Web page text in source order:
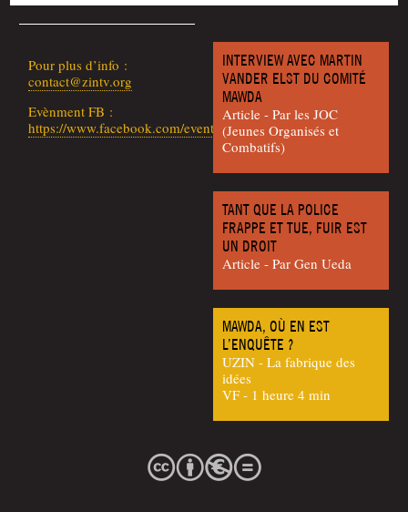
Pour plus d’in­fo :
contact@zintv.org
Evèn­ment FB :
https://www.facebook.com/events/297393141457861
INTERVIEW AVEC MARTIN
VANDER ELST DU COMITÉ
MAWDA
Article - Par les JOC
(Jeunes Orga­ni­sés et
Combatifs)
TANT QUE LA POLICE
FRAPPE ET TUE, FUIR EST
UN DROIT
Article - Par Gen Ueda
MAWDA, OÙ EN EST
L’ENQUÊTE ?
UZIN - La fabrique des
idées
VF - 1 heure 4 min